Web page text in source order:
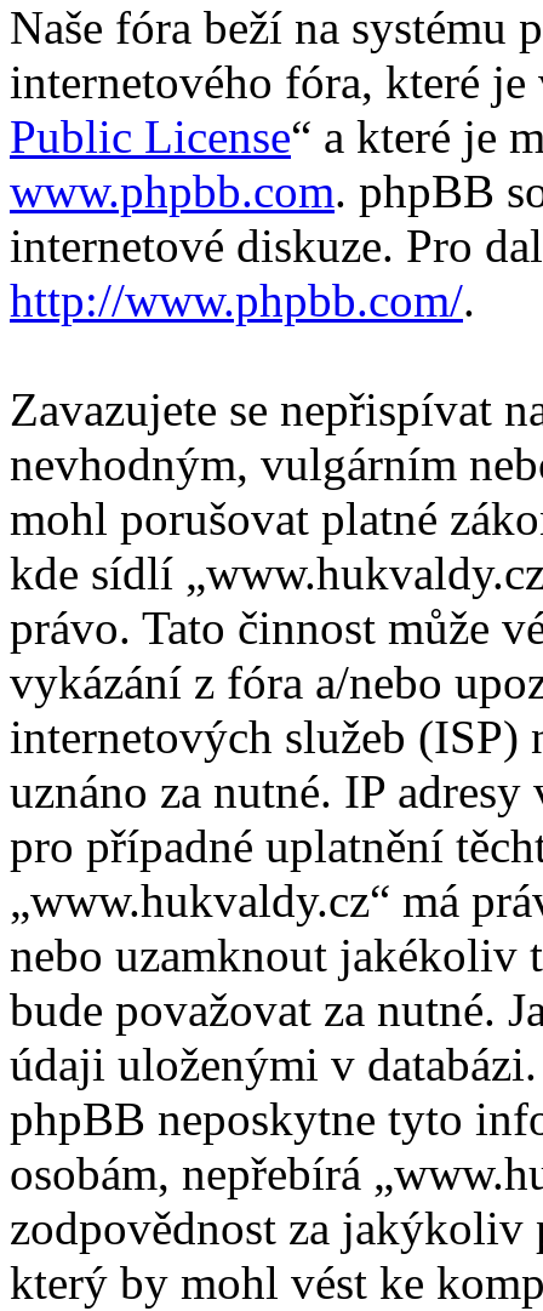
Naše fóra beží na systému
internetového fóra, které
Public License“ a které je
www.phpbb.com. phpBB
internetové diskuze. Pro
http://www.phpbb.com/.
Zavazujete se nepřispívat
nevhodným, vulgárním
mohl porušovat platné
kde sídlí
právo. Tato činnost může
vykázání z fóra a/nebo
internetových služeb (ISP)
uznáno za nutné. IP
pro případné uplatnění
„www.hukvaldy.cz“ má
nebo uzamknout jakékoliv
bude považovat za nutné.
údaji uloženými v
phpBB neposkytne tyto
osobám, nepřebírá
zodpovědnost za
který by mohl vést ke